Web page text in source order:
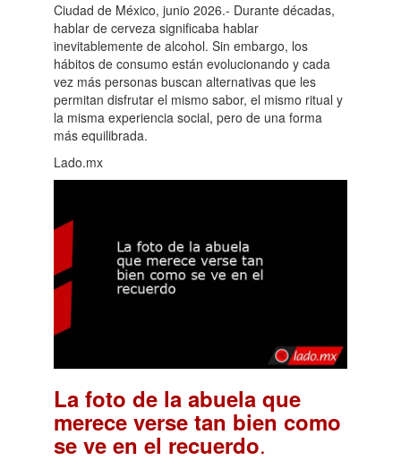
Ciudad de México, junio 2026.- Durante décadas,
hablar de cerveza significaba hablar
inevitablemente de alcohol. Sin embargo, los
hábitos de consumo están evolucionando y cada
vez más personas buscan alternativas que les
permitan disfrutar el mismo sabor, el mismo ritual y
la misma experiencia social, pero de una forma
más equilibrada.
Lado.mx
La foto de la abuela que
merece verse tan bien como
se ve en el recuerdo.